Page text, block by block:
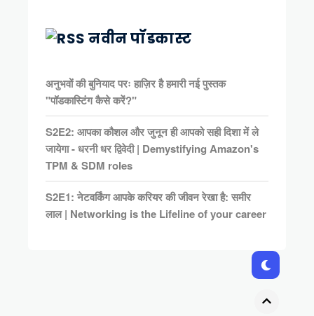
नवीन पॉडकास्ट
अनुभवों की बुनियाद परः हाज़िर है हमारी नई पुस्तक
"पॉडकास्टिंग कैसे करें?"
S2E2: आपका कौशल और जुनून ही आपको सही दिशा में ले
जायेगा - धरनी धर द्विवेदी | Demystifying Amazon's
TPM & SDM roles
S2E1: नेटवर्किंग आपके करियर की जीवन रेखा है: समीर
लाल | Networking is the Lifeline of your career